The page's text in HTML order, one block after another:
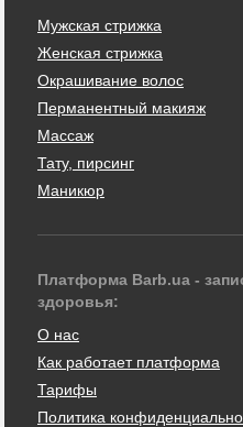
Мужская стрижка
Женская стрижка
Окрашивание волос
Перманентный макияж
Массаж
Тату, пирсинг
Маникюр
Платформа Barb.ua -
здоровья:
О нас
Как работает платформа
Тарифы
Политика